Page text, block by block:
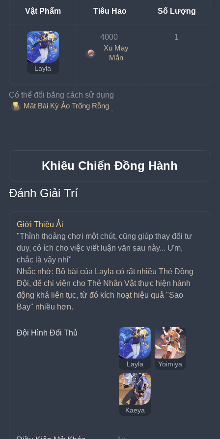
Vật Phẩm Tiêu Hao Số Lượng
Layla
4000
Xu May
Mắn
1
Có thể đổi bằng cách sử dụng
Mặt Bài Kỳ Ảo Trống Rỗng .
Khiêu Chiến Đồng Hành
Đánh Giải Trí
Giới Thiệu Ải
﻿"Thỉnh thoảng chơi một chút, cũng giúp thay đổi tư
duy, có ích cho việc viết luận văn sau này... Ưm,
chắc là vậy nhỉ"
Nhắc nhở: Bộ bài của Layla có rất nhiều Thẻ Đồng
Đội, để chi viện cho Thẻ Nhân Vật thực hiện hành
động khá liên tục, từ đó kích hoạt hiệu quả "Sao
Bay" nhiều hơn.
Đội Hình Đối Thủ
Layla Yoimiya
Kaeya